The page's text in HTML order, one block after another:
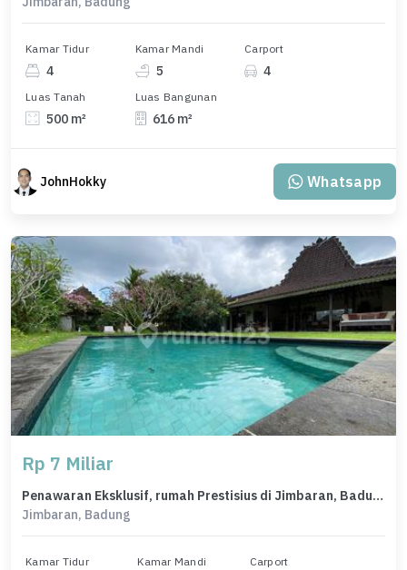
Kamar Tidur
4
Kamar Mandi
5
Carport
4
Luas Tanah
500 m²
Luas Bangunan
616 m²
JohnHokky Whatsapp
Rp 7 Miliar
Penawaran Eksklusif, rumah Prestisius di Jimbaran, Badung, LB 600m²
Jimbaran, Badung
Kamar Tidur Kamar Mandi Carport